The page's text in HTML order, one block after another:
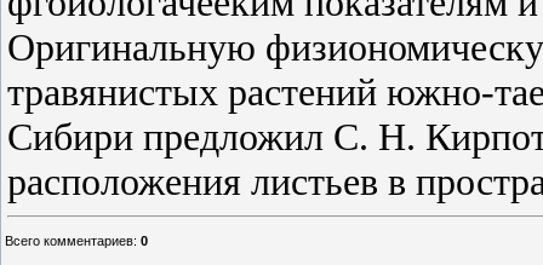
Оригинальную
травянистых растений южно-
Сибири предложил С. Н.
расположения листьев в
Всего комментариев: 0